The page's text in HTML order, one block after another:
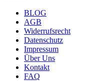
BLOG
AGB
Widerrufsrecht
Datenschutz
Impressum
Über Uns
Kontakt
FAQ